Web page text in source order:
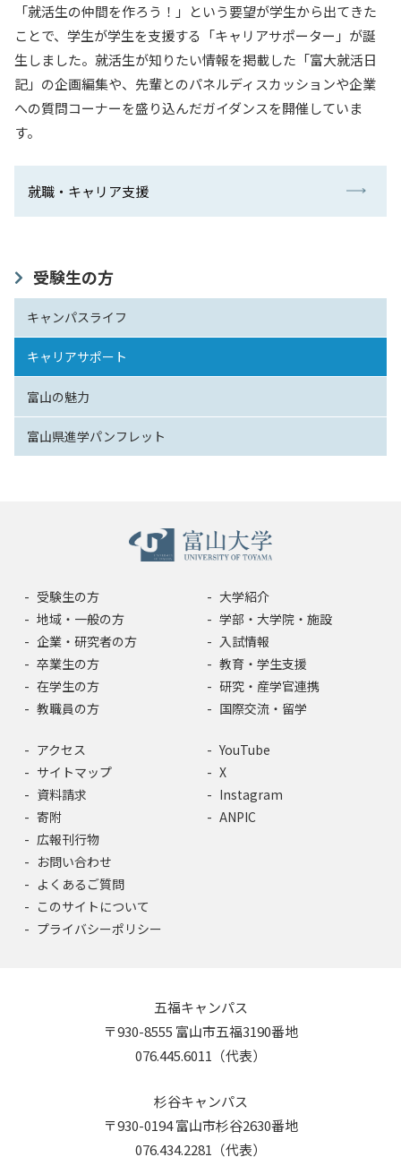
受験生の方
キャンパスライフ
キャリアサポート
富山の魅力
富山県進学パンフレット
「就活生の仲間を作ろう！」という要望が学生から出てきた
ことで、学生が学生を支援する「キャリアサポーター」が誕
生しました。就活生が知りたい情報を掲載した「富大就活日
記」の企画編集や、先輩とのパネルディスカッションや企業
への質問コーナーを盛り込んだガイダンスを開催していま
す。
就職・キャリア支援
受験生の方
地域・一般の方
企業・研究者の方
卒業生の方
在学生の方
教職員の方
大学紹介
学部・大学院・施設
入試情報
教育・学生支援
研究・産学官連携
国際交流・留学
アクセス
サイトマップ
資料請求
寄附
広報刊行物
お問い合わせ
よくあるご質問
このサイトについて
プライバシーポリシー
YouTube
X
Instagram
ANPIC
五福キャンパス
〒930-8555 富山市五福3190番地
076.445.6011（代表）
杉谷キャンパス
〒930-0194 富山市杉谷2630番地
076.434.2281（代表）